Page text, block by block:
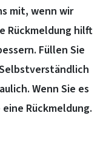
mit, wenn wir
Rückmeldung hilft
Füllen Sie
Wenn Sie es
Rückmeldung.